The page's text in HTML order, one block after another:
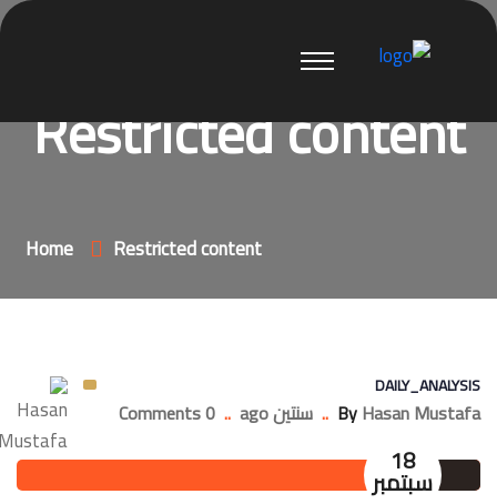
Restricted content
Home Restricted content
DAILY_ANALYSIS
ByHasan Mustafa
.. سنتين ago ..
0 Comments
18
سبتمبر